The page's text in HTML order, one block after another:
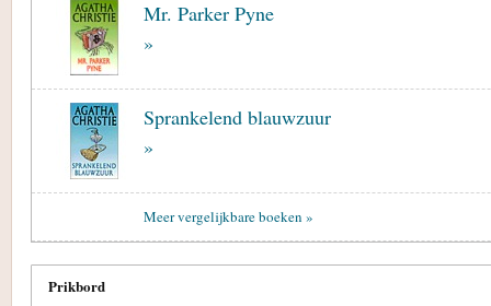
Mr. Parker Pyne
»
Sprankelend blauwzuur
»
Meer vergelijkbare boeken »
Prikbord